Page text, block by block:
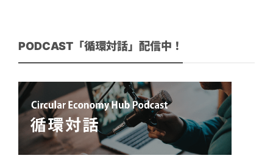
PODCAST「循環対話」配信中！